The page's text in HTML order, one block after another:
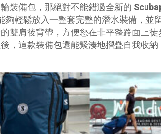
裝備包，那絕對不能錯過全新的
夠輕鬆放入一整套完整的潛水裝備，並
雙肩後背帶，方便您在非平整路面上徒
，這款裝備包還能緊湊地摺疊自我收納